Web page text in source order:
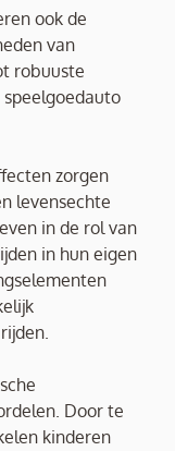
ook de
van
robuuste
zorgen
levensechte
in de rol van
in hun eigen
Door te
kinderen